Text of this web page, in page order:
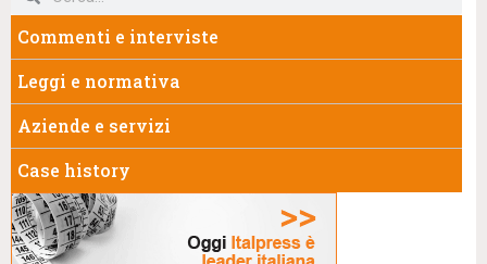
Commenti e interviste
Leggi e normativa
Aziende e servizi
Case history